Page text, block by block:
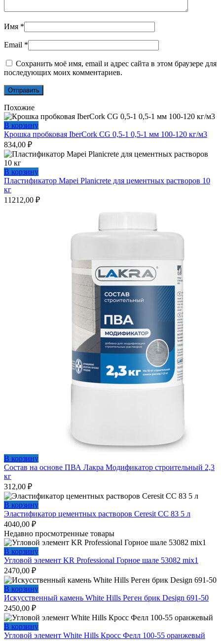
Имя *
Email *
Сохранить моё имя, email и адрес сайта в этом браузере для
последующих моих комментариев.
Похожие
В корзину
Крошка пробковая IberCork CG 0,5-1 0,5-1 мм 100-120 кг/м3
834,00 ₽
В корзину
Пластификатор Mapei Planicrete для цементных растворов 10
кг
11212,00 ₽
В корзину
Состав на основе ПВА Лакра Модификатор строительный 2,3
кг
312,00 ₽
В корзину
Эластификатор цементных растворов Ceresit CC 83 5 л
4040,00 ₽
Недавно просмотренные товары
В корзину
Угловой элемент KR Professional Горное шале 53082 mix1
2470,00 ₽
В корзину
Искусственный камень White Hills Реген брик Design 691-50
2450,00 ₽
В корзину
Угловой элемент White Hills Кросс Фелл 100-55 оранжевый